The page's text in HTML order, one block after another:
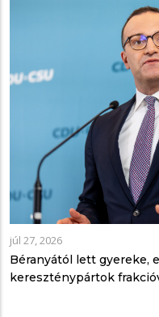
júl 27, 2026
Béranyától lett gyereke,
kereszténypártok